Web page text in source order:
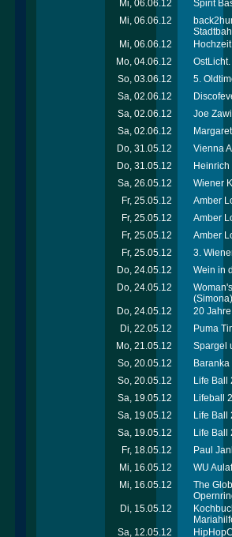
Mi, 06.06.12
Spirit
Mi, 06.06.12
Mi, 06.06.12
Mo, 04.06.12
So, 03.06.12
5.
Sa, 02.06.12
Sa, 02.06.12
Joe
Sa, 02.06.12
Do, 31.05.12
Vienna
Do, 31.05.12
Sa, 26.05.12
Wiener
Fr, 25.05.12
Amber
Fr, 25.05.12
Amber
Fr, 25.05.12
Amber
Fr, 25.05.12
3.
Do, 24.05.12
Wein in
Do, 24.05.12
(Simona)
Do, 24.05.12
20
Di, 22.05.12
Puma
Mo, 21.05.12
Spargel
So, 20.05.12
So, 20.05.12
Life Ball
Sa, 19.05.12
Lifeball
Sa, 19.05.12
Life Ball
Sa, 19.05.12
Life Ball
Fr, 18.05.12
Paul
Mi, 16.05.12
WU
Mi, 16.05.12
The
Di, 15.05.12
Sa, 12.05.12